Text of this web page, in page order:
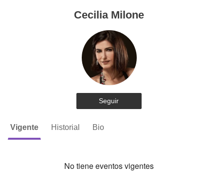
Cecilia Milone
Seguir
Vigente Historial Bio
No tiene eventos vigentes